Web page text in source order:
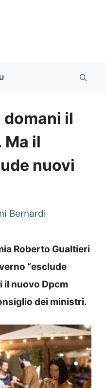
il
Ma il
nuovi
Bernardi
Roberto Gualtieri
“esclude
il nuovo Dpcm
dei ministri.